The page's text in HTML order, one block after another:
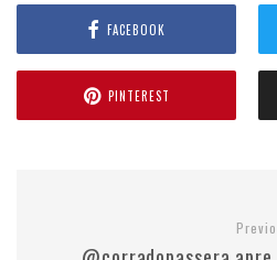
FACEBOOK
PINTEREST